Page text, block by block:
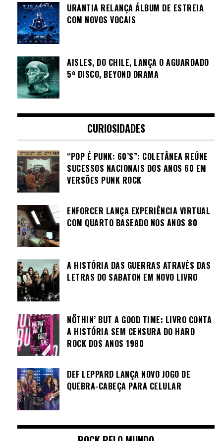
URANTIA RELANÇA ÁLBUM DE ESTREIA
COM NOVOS VOCAIS
AISLES, DO CHILE, LANÇA O AGUARDADO
5º DISCO, BEYOND DRAMA
CURIOSIDADES
“POP É PUNK: 60’S”: COLETÂNEA REÚNE
SUCESSOS NACIONAIS DOS ANOS 60 EM
VERSÕES PUNK ROCK
ENFORCER LANÇA EXPERIÊNCIA VIRTUAL
COM QUARTO BASEADO NOS ANOS 80
A HISTÓRIA DAS GUERRAS ATRAVÉS DAS
LETRAS DO SABATON EM NOVO LIVRO
NÖTHIN’ BUT A GOOD TIME: LIVRO CONTA
A HISTÓRIA SEM CENSURA DO HARD
ROCK DOS ANOS 1980
DEF LEPPARD LANÇA NOVO JOGO DE
QUEBRA-CABEÇA PARA CELULAR